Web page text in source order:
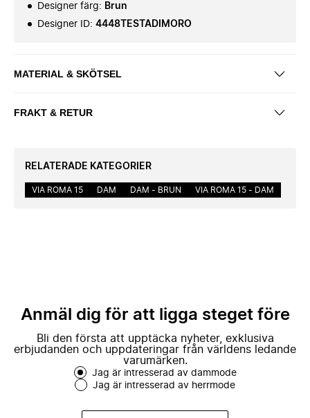
Designer färg: Brun
Designer ID: 4448TESTADIMORO
MATERIAL & SKÖTSEL
FRAKT & RETUR
RELATERADE KATEGORIER
VIA ROMA 15 DAM DAM - BRUN VIA ROMA 15 - DAM
Anmäl dig för att ligga steget före
Bli den första att upptäcka nyheter, exklusiva
erbjudanden och uppdateringar från världens ledande
varumärken.
Jag är intresserad av dammode
Jag är intresserad av herrmode